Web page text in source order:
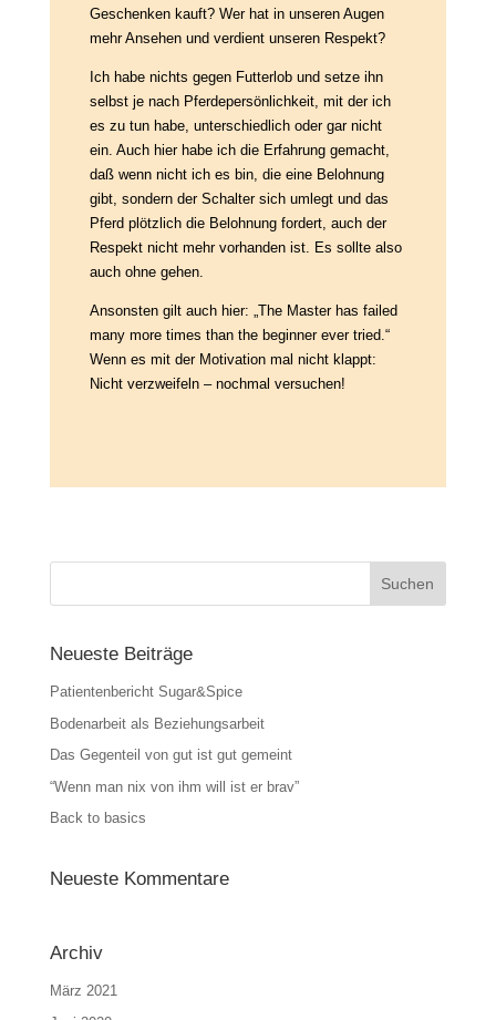
Geschenken kauft? Wer hat in unseren Augen
mehr Ansehen und verdient unseren Respekt?
Ich habe nichts gegen Futterlob und setze ihn
selbst je nach Pferdepersönlichkeit, mit der ich
es zu tun habe, unterschiedlich oder gar nicht
ein. Auch hier habe ich die Erfahrung gemacht,
daß wenn nicht ich es bin, die eine Belohnung
gibt, sondern der Schalter sich umlegt und das
Pferd plötzlich die Belohnung fordert, auch der
Respekt nicht mehr vorhanden ist. Es sollte also
auch ohne gehen.
Ansonsten gilt auch hier: „The Master has failed
many more times than the beginner ever tried.“
Wenn es mit der Motivation mal nicht klappt:
Nicht verzweifeln – nochmal versuchen!
Neueste Beiträge
Patientenbericht Sugar&Spice
Bodenarbeit als Beziehungsarbeit
Das Gegenteil von gut ist gut gemeint
“Wenn man nix von ihm will ist er brav”
Back to basics
Neueste Kommentare
Archiv
März 2021